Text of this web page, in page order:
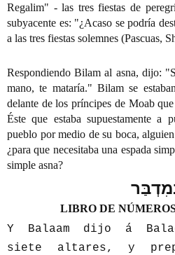
Regalim" - las tres fiestas de
subyacente es: "¿Acaso se podría
a las tres fiestas solemnes (Pascuas,
Respondiendo Bilam al asna, dijo:
mano, te mataría." Bilam se
delante de los príncipes de Moab
Éste que estaba supuestamente a
pueblo por medio de su boca,
¿para que necesitaba una espada
simple asna?
LIBRO DE
Y Balaam dijo á
siete altares, y